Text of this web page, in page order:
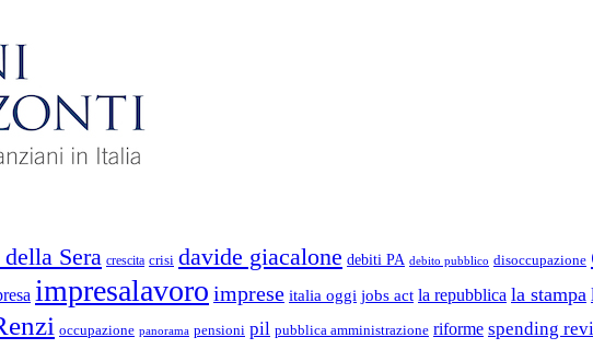
Sera crescita crisi davide giacalone debiti PA debito pubblico disoccupazione
impresalavoro imprese italia oggi jobs act la repubblica la stampa
occupazione panorama pensioni pil pubblica amministrazione riforme spending